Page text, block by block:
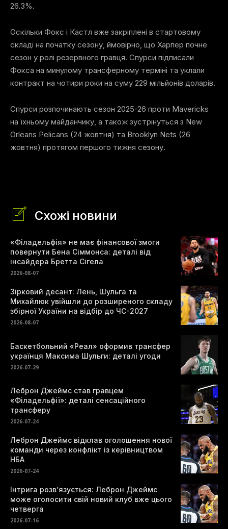
26.3%.
Оскільки Фокс і Кастл вже закріплені в стартовому
складі на початку сезону, ймовірно, що Харпер почне
сезон у ролі резервного гравця. Спурси підписали
Фокса на минулому трансферному терміні та уклали
контракт на чотири роки на суму 229 мільйонів доларів.
Спурси розпочинають сезон 2025-26 проти Mavericks
на їхньому майданчику, а також зустрінуться з New
Orleans Pelicans (24 жовтня) та Brooklyn Nets (26
жовтня) протягом першого тижня сезону.
Схожі новини
«Філадельфія» не має фінансової змоги
повернути Бена Сіммонса: деталі від
інсайдера Бретта Сігела
2026-08-07
Зірковий десант: Лень, Шульга та
Михайлюк увійшли до розширеного складу
збірної України на відбір до ЧС-2027
2026-08-07
Баскетбольний «Реал» оформив трансфер
українця Максима Шульги: деталі угоди
2026-07-29
Леброн Джеймс став гравцем
«Філадельфії»: деталі сенсаційного
трансферу
2026-07-24
Леброн Джеймс відклав оголошення нової
команди через конфлікт із керівництвом
НБА
2026-07-24
Інтрига розв’язується: Леброн Джеймс
може оголосити свій новий клуб вже цього
четверга
2026-07-16